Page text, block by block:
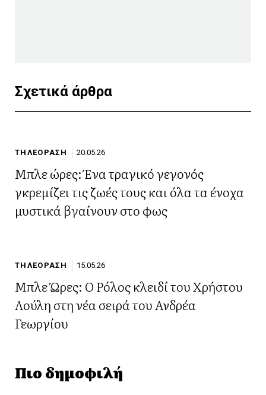
Σχετικά άρθρα
ΤΗΛΕΟΡΑΣΗ 20.05.26
Μπλε ώρες: Ένα τραγικό γεγονός
γκρεμίζει τις ζωές τους και όλα τα ένοχα
μυστικά βγαίνουν στο φως
ΤΗΛΕΟΡΑΣΗ 15.05.26
Μπλε Ώρες: Ο Ρόλος κλειδί του Χρήστου
Λούλη στη νέα σειρά του Ανδρέα
Γεωργίου
Πιο δημοφιλή